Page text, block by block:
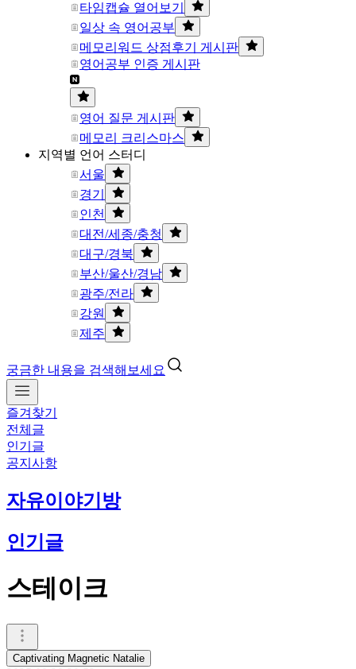
타임캡슐 열어보기
일상 속 영어공부
메모리워드 상점후기 게시판
영어공부 인증 게시판
영어 질문 게시판
메모리 크리스마스
지역별 언어 스터디
서울
경기
인천
대전/세종/충청
대구/경북
부산/울산/경남
광주/전라
강원
제주
궁금한 내용을 검색해보세요
즐겨찾기
전체글
인기글
공지사항
자유이야기방
인기글
스테이크
Captivating Magnetic Natalie